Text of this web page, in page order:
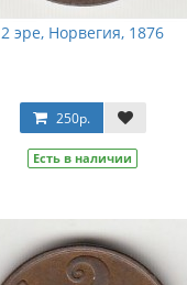
2 эре, Норвегия, 1876
250р.
Есть в наличии